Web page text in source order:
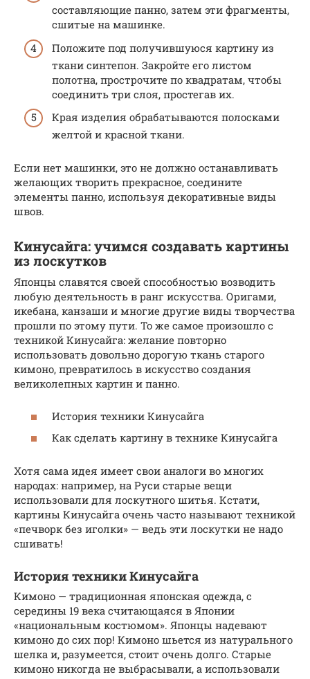
составляющие панно, затем эти фрагменты,
сшитые на машинке.
Положите под получившуюся картину из
ткани синтепон. Закройте его листом
полотна, прострочите по квадратам, чтобы
соединить три слоя, простегав их.
Края изделия обрабатываются полосками
желтой и красной ткани.
Если нет машинки, это не должно останавливать
желающих творить прекрасное, соедините
элементы панно, используя декоративные виды
швов.
Кинусайга: учимся создавать картины
из лоскутков
Японцы славятся своей способностью возводить
любую деятельность в ранг искусства. Оригами,
икебана, канзаши и многие другие виды творчества
прошли по этому пути. То же самое произошло с
техникой Кинусайга: желание повторно
использовать довольно дорогую ткань старого
кимоно, превратилось в искусство создания
великолепных картин и панно.
История техники Кинусайга
Как сделать картину в технике Кинусайга
Хотя сама идея имеет свои аналоги во многих
народах: например, на Руси старые вещи
использовали для лоскутного шитья. Кстати,
картины Кинусайга очень часто называют техникой
«печворк без иголки» — ведь эти лоскутки не надо
сшивать!
История техники Кинусайга
Кимоно — традиционная японская одежда, с
середины 19 века считающаяся в Японии
«национальным костюмом». Японцы надевают
кимоно до сих пор! Кимоно шьется из натурального
шелка и, разумеется, стоит очень долго. Старые
кимоно никогда не выбрасывали, а использовали